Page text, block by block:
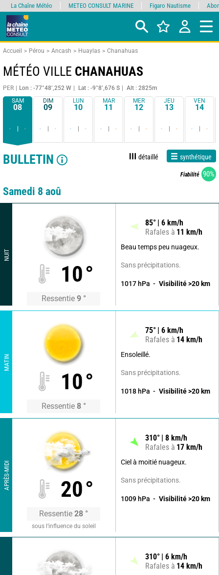
Accueil Pérou Ancash Huaylas Chanahuas
MÉTÉO VILLE CHANAHUAS
PER Lon : -77°48’,252 W Lat : -9°8’,676 S
Alt : 2825m
SAM
08
- -
DIM
09
- -
LUN
10
- -
MAR
11
- -
MER
12
- -
JEU
13
- -
VEN
14
- -
BULLETIN détaillé synthétique
Fiabilité 90%
Samedi 8 aoû
NUIT
10°
Ressentie 9 °
85° 6 km/h
Rafales à 11 km/h
Beau temps peu nuageux.
Sans précipitations.
1017 hPa Visibilité >20 km
MATIN
10°
Ressentie 8 °
75° 6 km/h
Rafales à 14 km/h
Ensoleillé.
Sans précipitations.
1018 hPa Visibilité >20 km
APRÈS-MIDI 20°
Ressentie 28 °
sous l’influence du soleil
310° 8 km/h
Rafales à 17 km/h
Ciel à moitié nuageux.
Sans précipitations.
1009 hPa Visibilité >20 km
310° 6 km/h
Rafales à 14 km/h
La Chaîne Météo METEO CONSULT MARINE Figaro Nautisme